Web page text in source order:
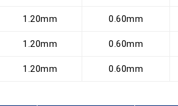
1.20mm 0.60mm
1.20mm 0.60mm
1.20mm 0.60mm